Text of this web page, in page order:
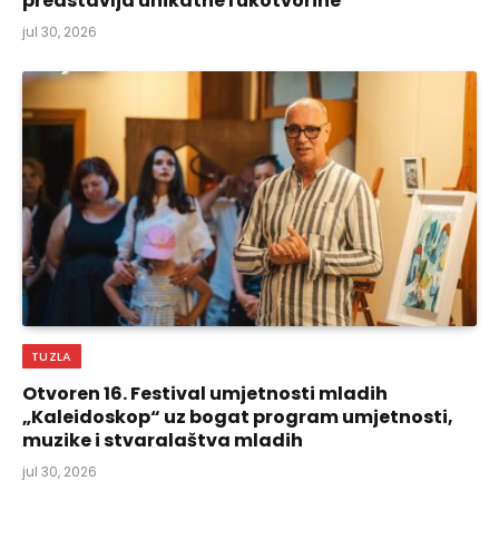
jul 30, 2026
TUZLA
Otvoren 16. Festival umjetnosti mladih
„Kaleidoskop“ uz bogat program umjetnosti,
muzike i stvaralaštva mladih
jul 30, 2026